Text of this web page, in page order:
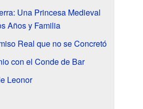
Una Princesa Medieval
Años y Familia
Real que no se Concretó
con el Conde de Bar
Leonor